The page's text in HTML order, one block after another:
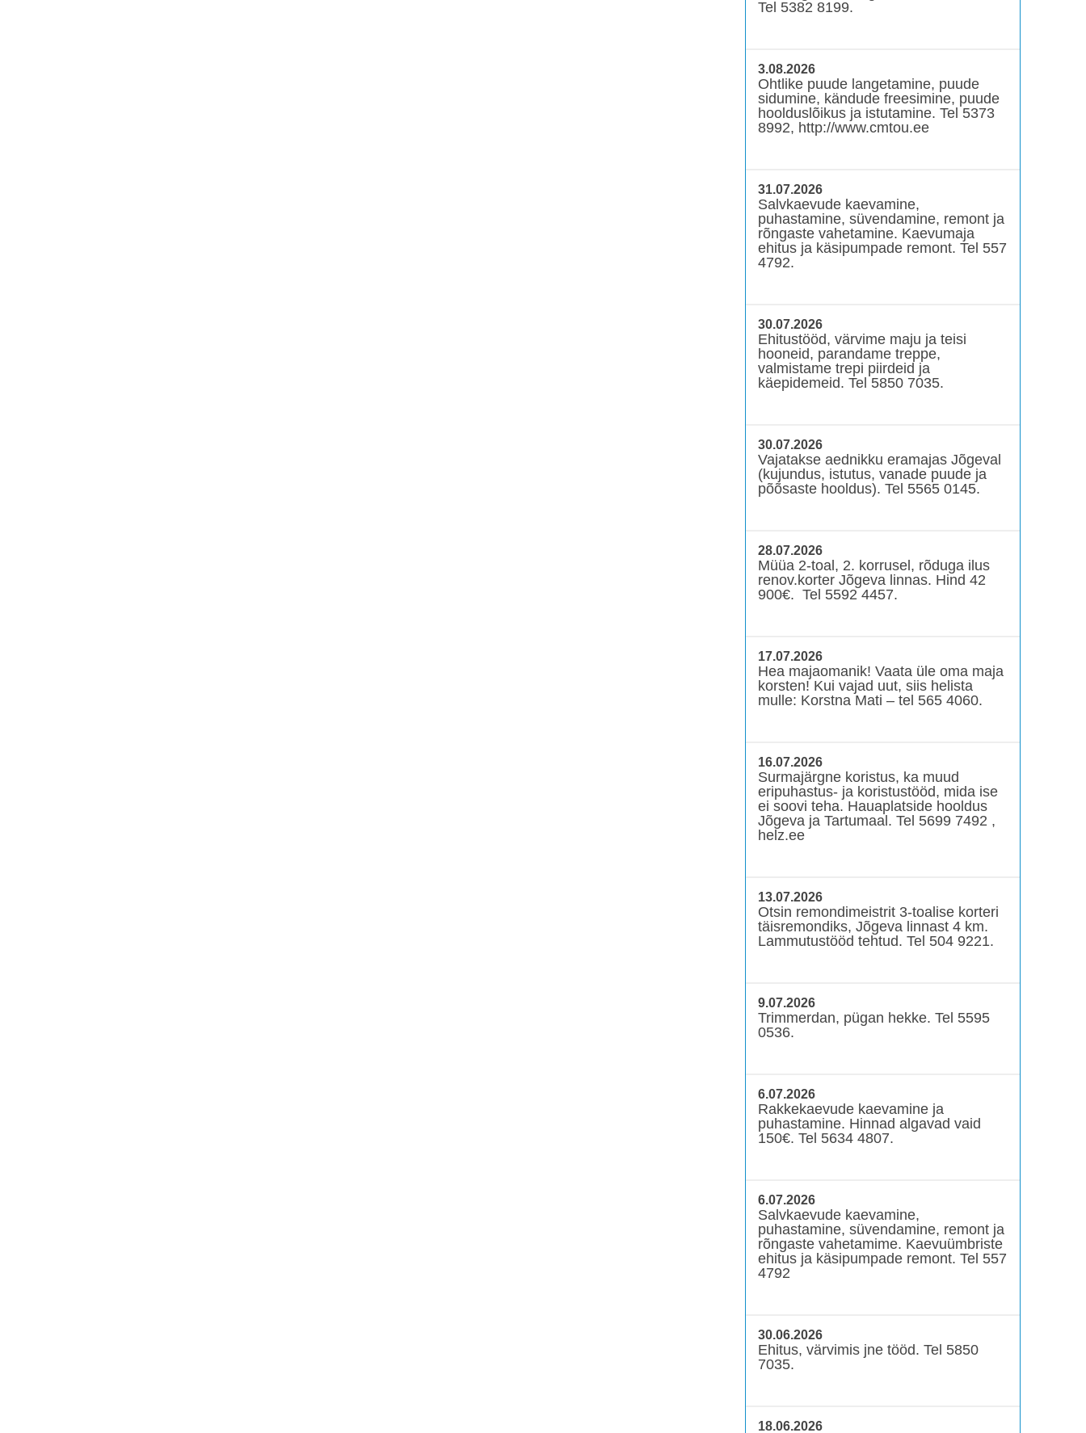
Tel 5382 8199.
3.08.2026
Ohtlike puude langetamine, puude
sidumine, kändude freesimine, puude
hoolduslõikus ja istutamine. Tel 5373
8992, http://www.cmtou.ee
31.07.2026
Salvkaevude kaevamine,
puhastamine, süvendamine, remont ja
rõngaste vahetamine. Kaevumaja
ehitus ja käsipumpade remont. Tel 557
4792.
30.07.2026
Ehitustööd, värvime maju ja teisi
hooneid, parandame treppe,
valmistame trepi piirdeid ja
käepidemeid. Tel 5850 7035.
30.07.2026
Vajatakse aednikku eramajas Jõgeval
(kujundus, istutus, vanade puude ja
põõsaste hooldus). Tel 5565 0145.
28.07.2026
Müüa 2-toal, 2. korrusel, rõduga ilus
renov.korter Jõgeva linnas. Hind 42
900€. Tel 5592 4457.
17.07.2026
Hea majaomanik! Vaata üle oma maja
korsten! Kui vajad uut, siis helista
mulle: Korstna Mati – tel 565 4060.
16.07.2026
Surmajärgne koristus, ka muud
eripuhastus- ja koristustööd, mida ise
ei soovi teha. Hauaplatside hooldus
Jõgeva ja Tartumaal. Tel 5699 7492 ,
helz.ee
13.07.2026
Otsin remondimeistrit 3-toalise korteri
täisremondiks, Jõgeva linnast 4 km.
Lammutustööd tehtud. Tel 504 9221.
9.07.2026
Trimmerdan, pügan hekke. Tel 5595
0536.
6.07.2026
Rakkekaevude kaevamine ja
puhastamine. Hinnad algavad vaid
150€. Tel 5634 4807.
6.07.2026
Salvkaevude kaevamine,
puhastamine, süvendamine, remont ja
rõngaste vahetamime. Kaevuümbriste
ehitus ja käsipumpade remont. Tel 557
4792
30.06.2026
Ehitus, värvimis jne tööd. Tel 5850
7035.
18.06.2026